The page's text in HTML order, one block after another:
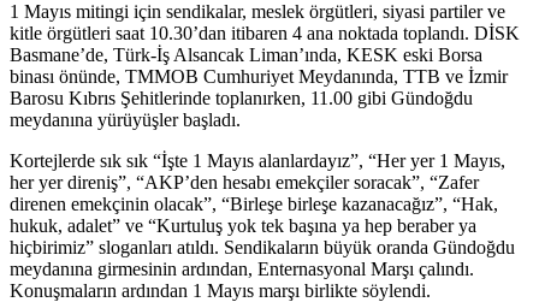
1 Mayıs mitingi için sendikalar, meslek örgütleri, siyasi partiler ve
kitle örgütleri saat 10.30’dan itibaren 4 ana noktada toplandı. DİSK
Basmane’de, Türk-İş Alsancak Liman’ında, KESK eski Borsa
binası önünde, TMMOB Cumhuriyet Meydanında, TTB ve İzmir
Barosu Kıbrıs Şehitlerinde toplanırken, 11.00 gibi Gündoğdu
meydanına yürüyüşler başladı.
Kortejlerde sık sık “İşte 1 Mayıs alanlardayız”, “Her yer 1 Mayıs,
her yer direniş”, “AKP’den hesabı emekçiler soracak”, “Zafer
direnen emekçinin olacak”, “Birleşe birleşe kazanacağız”, “Hak,
hukuk, adalet” ve “Kurtuluş yok tek başına ya hep beraber ya
hiçbirimiz” sloganları atıldı. Sendikaların büyük oranda Gündoğdu
meydanına girmesinin ardından, Enternasyonal Marşı çalındı.
Konuşmaların ardından 1 Mayıs marşı birlikte söylendi.